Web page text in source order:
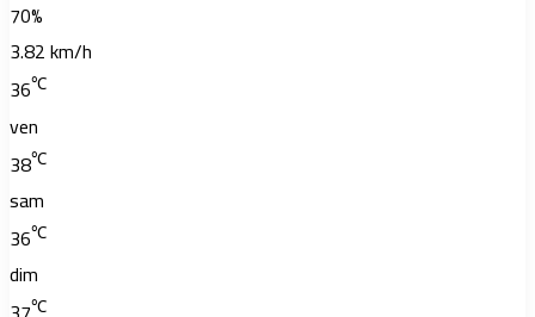
70%
3.82 km/h
36℃
ven
38℃
sam
36℃
dim
℃